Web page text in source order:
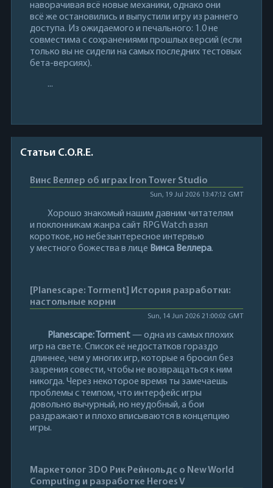
наворачивая всё новые механики, однако они
всё же остановились и выпустили игру из раннего
доступа. Из ожидаемого и печального: 1.0 не
совместима с сохранениями прошлых версий (если
только вы не сидели на самых последних тестовых
бета-версиях).
...
Статьи C.O.R.E.
Винс Веллер об играх Iron Tower Studio
Sun, 19 Jul 2026 13:47:12 GMT
Хорошо знакомый нашим давним читателям
и поклонникам жанра сайт RPG Watch взял
короткое, но небезынтересное интервью
у местного божества в лице Винса Веллера.
[Planescape: Torment] История разработки:
настольные корни
Sun, 14 Jun 2026 21:00:02 GMT
Planescape: Torment— одна из самых плохих
игр на свете. Список её недостатков гораздо
длиннее, чем у многих игр, которые я бросил без
зазрения совести, чтобы не возвращаться к ним
никогда. Через некоторое время ты замечаешь
проблемы с темпом, что интерфейс игры
довольно вычурный, но неудобный, а бои
раздражают и плохо вписываются в концепцию
игры.
Маркетолог 3DO Рик Рейнольдс о New World
Computing и разработке Heroes V